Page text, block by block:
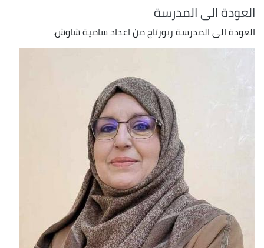
العودة الى المدرسة
العودة الى المدرسة ربورتاج من اعداد سامية شاوش.